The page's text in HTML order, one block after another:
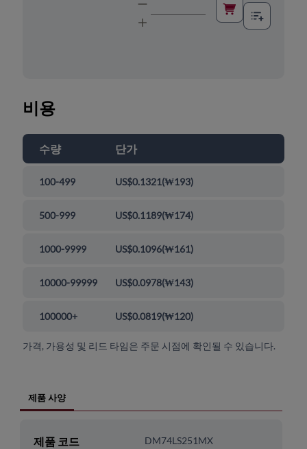
비용
수량 단가
100-499 US$0.1321(₩193)
500-999 US$0.1189(₩174)
1000-9999 US$0.1096(₩161)
10000-99999 US$0.0978(₩143)
100000+ US$0.0819(₩120)
가격, 가용성 및 리드 타임은 주문 시점에 확인될 수 있습니다.
제품 사양
제품 코드 DM74LS251MX